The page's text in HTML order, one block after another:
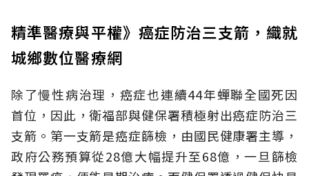
精準醫療與平權》癌症防治三支箭，織就
城鄉數位醫療網
除了慢性病治理，癌症也連續44年蟬聯全國死因
首位，因此，衛福部與健保署積極射出癌症防治三
支箭。第一支箭是癌症篩檢，由國民健康署主導，
政府公務預算從28億大幅提升至68億，一旦篩檢